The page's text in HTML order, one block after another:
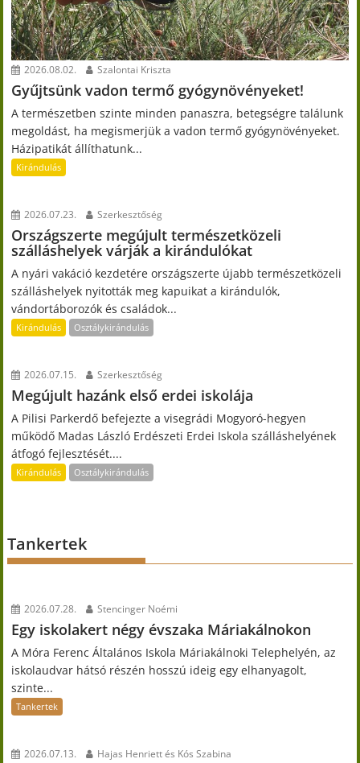
2026.08.02. Szalontai Kriszta
Gyűjtsünk vadon termő gyógynövényeket!
A természetben szinte minden panaszra, betegségre találunk
megoldást, ha megismerjük a vadon termő gyógynövényeket.
Házipatikát állíthatunk...
Kirándulás
2026.07.23. Szerkesztőség
Országszerte megújult természetközeli
szálláshelyek várják a kirándulókat
A nyári vakáció kezdetére országszerte újabb természetközeli
szálláshelyek nyitották meg kapuikat a kirándulók,
vándortáborozók és családok...
Kirándulás Osztálykirándulás
2026.07.15. Szerkesztőség
Megújult hazánk első erdei iskolája
A Pilisi Parkerdő befejezte a visegrádi Mogyoró-hegyen
működő Madas László Erdészeti Erdei Iskola szálláshelyének
átfogó fejlesztését....
Kirándulás Osztálykirándulás
Tankertek
2026.07.28. Stencinger Noémi
Egy iskolakert négy évszaka Máriakálnokon
A Móra Ferenc Általános Iskola Máriakálnoki Telephelyén, az
iskolaudvar hátsó részén hosszú ideig egy elhanyagolt,
szinte...
Tankertek
2026.07.13. Hajas Henriett és Kós Szabina